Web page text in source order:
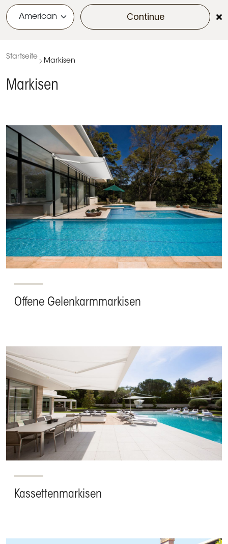
Continue
Startseite
Markisen
Markisen
Offene Gelenkarmmarkisen
Kassettenmarkisen